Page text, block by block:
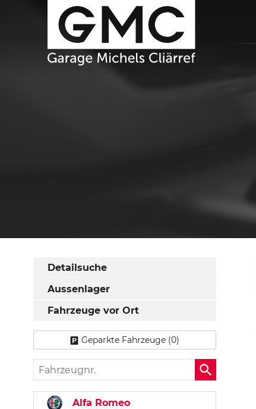
Detailsuche
Aussenlager
Fahrzeuge vor Ort
Geparkte Fahrzeuge (0)
Fahrzeugnr.
Alfa Romeo